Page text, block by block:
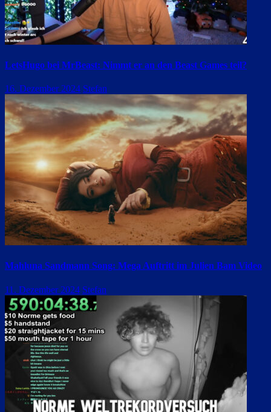
LetsHugo bei MrBeast: Nimmt er an den Beast Games teil?
16. Dezember 2024 Stefan
Mahluna Sandmann Song: Mega Auftritt im Julien Bam Video
11. Dezember 2024 Stefan